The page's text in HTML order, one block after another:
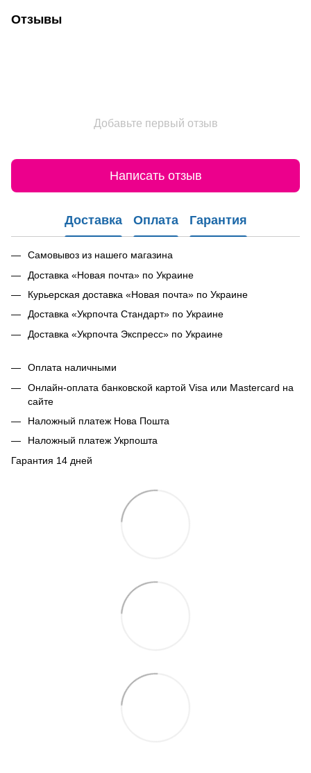
Отзывы
Добавьте первый отзыв
Написать отзыв
Доставка Оплата Гарантия
Самовывоз из нашего магазина
Доставка «Новая почта» по Украине
Курьерская доставка «Новая почта» по Украине
Доставка «Укрпочта Стандарт» по Украине
Доставка «Укрпочта Экспресс» по Украине
Оплата наличными
Онлайн-оплата банковской картой Visa или Mastercard на
сайте
Наложный платеж Нова Пошта
Наложный платеж Укрпошта
Гарантия 14 дней